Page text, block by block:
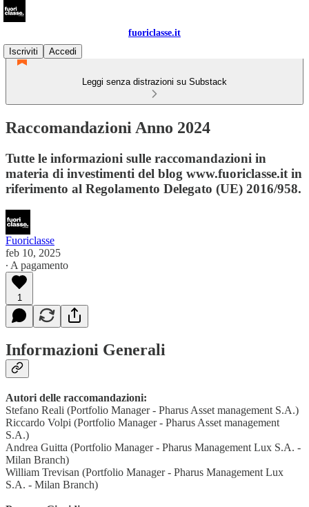
fuoriclasse.it
Iscriviti
Accedi
Leggi senza distrazioni su Substack
Raccomandazioni Anno 2024
Tutte le informazioni sulle raccomandazioni in
materia di investimenti del blog www.fuoriclasse.it in
riferimento al Regolamento Delegato (UE) 2016/958.
Fuoriclasse
feb 10, 2025
∙ A pagamento
1
Informazioni Generali
Autori delle raccomandazioni:
Stefano Reali (Portfolio Manager - Pharus Asset management S.A.)
Riccardo Volpi (Portfolio Manager - Pharus Asset management
S.A.)
Andrea Guitta (Portfolio Manager - Pharus Management Lux S.A. -
Milan Branch)
William Trevisan (Portfolio Manager - Pharus Management Lux
S.A. - Milan Branch)